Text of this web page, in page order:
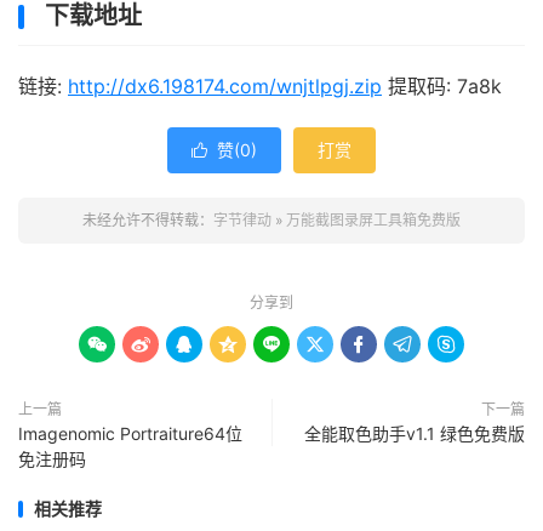
下载地址
链接: http://dx6.198174.com/wnjtlpgj.zip 提取码: 7a8k
 赞(0) 打赏
未经允许不得转载： 字节律动 » 万能截图录屏工具箱免费版
分享到
        
上一篇
Imagenomic Portraiture64位
免注册码
下一篇
全能取色助手v1.1 绿色免费版
相关推荐